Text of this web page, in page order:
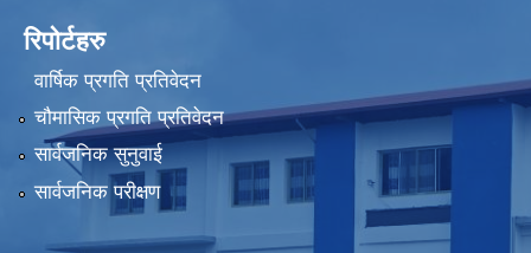
रिपोर्टहरु
वार्षिक प्रगति प्रतिवेदन
चौमासिक प्रगति प्रतिवेदन
सार्वजनिक सुनुवाई
सार्वजनिक परीक्षण